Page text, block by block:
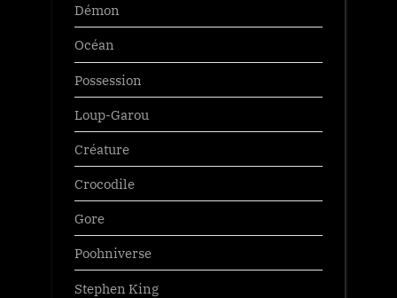
Démon
Océan
Possession
Loup-Garou
Créature
Crocodile
Gore
Poohniverse
Stephen King